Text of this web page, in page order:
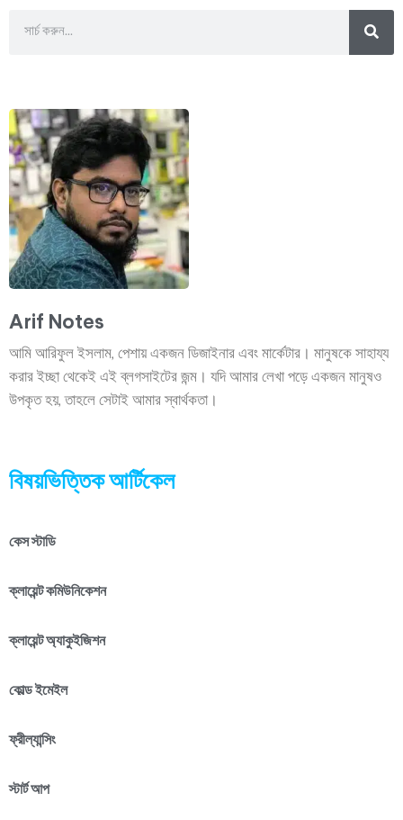
Arif Notes
আমি আরিফুল ইসলাম, পেশায় একজন ডিজাইনার এবং মার্কেটার। মানুষকে সাহায্য
করার ইচ্ছা থেকেই এই ব্লগসাইটের জন্ম। যদি আমার লেখা পড়ে একজন মানুষও
উপকৃত হয়, তাহলে সেটাই আমার স্বার্থকতা।
বিষয়ভিত্তিক আর্টিকেল
কেস স্টাডি
ক্লায়েন্ট কমিউনিকেশন
ক্লায়েন্ট অ্যাকুইজিশন
কোল্ড ইমেইল
ফ্রীল্যান্সিং
স্টার্ট আপ